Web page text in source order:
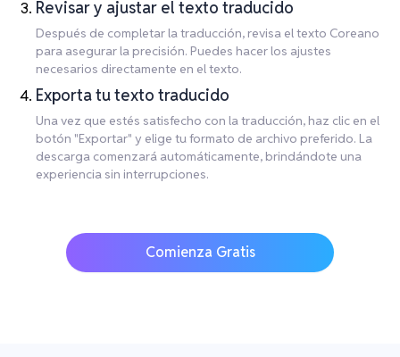
Revisar y ajustar el texto traducido
Después de completar la traducción, revisa el texto Coreano
para asegurar la precisión. Puedes hacer los ajustes
necesarios directamente en el texto.
Exporta tu texto traducido
Una vez que estés satisfecho con la traducción, haz clic en el
botón "Exportar" y elige tu formato de archivo preferido. La
descarga comenzará automáticamente, brindándote una
experiencia sin interrupciones.
Comienza Gratis